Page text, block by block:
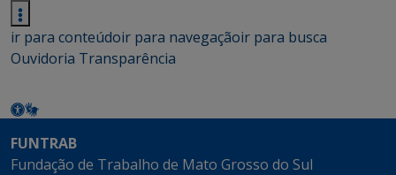
ir para conteúdoir para navegaçãoir para busca
Ouvidoria Transparência
FUNTRAB
Fundação de Trabalho de Mato Grosso do Sul